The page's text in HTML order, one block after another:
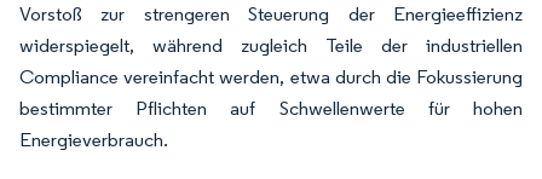
Vorstoß zur strengeren Steuerung der Energieeffizienz
widerspiegelt, während zugleich Teile der industriellen
Compliance vereinfacht werden, etwa durch die Fokussierung
bestimmter Pflichten auf Schwellenwerte für hohen
Energieverbrauch.